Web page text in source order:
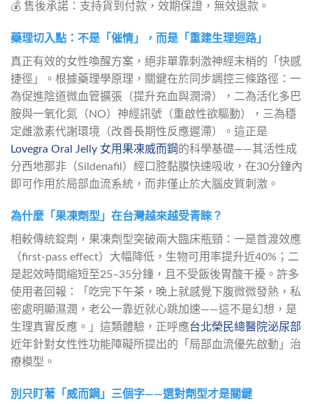
💰 售後承諾：支持貨到付款，效期保證，無效退款。
藥理切入點：不是「催情」，而是「重建生理迴路」
真正有效的女性喚醒方案，絕非單靠刺激神經末梢的「快感
捷徑」。根據藥理學原理，關鍵在於同步調控三條路徑：一
為促進陰道微血管擴張（提升充血與潤滑），二為活化多巴
胺與一氧化氮（NO）神經訊號（重啟性欲驅動），三為穩
定雌激素代謝環境（改善長期性反應遲滯）。這正是
Lovegra Oral Jelly 女用果凍威而鋼 的科學基礎——其活性成
分西地那非（Sildenafil）經口腔黏膜快速吸收，在30分鐘內
即可作用於局部血流系統，而非僅止於大腦皮質刺激。
為什麼「果凍劑型」在台灣越來越受青睞？
相較傳統錠劑，果凍劑型突破兩大臨床瓶頸：一是首渡效應
（first-pass effect）大幅降低，生物可用率提升近40%；二
是起效時間縮短至25–35分鐘，且不受飯後胃酸干擾。許多
使用者回報：「吃完下午茶，晚上就感覺下腹微微發熱，私
密處明顯濕潤，老公一靠近就心跳加速——這不是幻想，是
生理真實反應。」這類體驗，正呼應台北榮民總醫院泌尿部
近年針對女性性功能障礙所提出的「局部血流優先啟動」治
療模型。
別只盯著「威而鋼」三個字——選對劑型才是關鍵